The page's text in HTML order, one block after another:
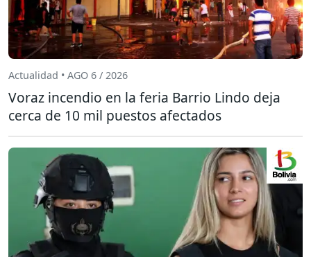
Actualidad • AGO 6 / 2026
Voraz incendio en la feria Barrio Lindo deja
cerca de 10 mil puestos afectados